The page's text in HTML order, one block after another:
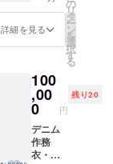
帯・下
駄・着
かせと
なりま
す。
り帯・
下駄・
着付け
セッ
支援者
様から
のお気
持ちを
ありが
たく頂
戴し、
詳細を見る
の
リ
タ
ー
ン
を
選
択
す
る
100
,00
0 円
残り20
デニム
作務
衣・下